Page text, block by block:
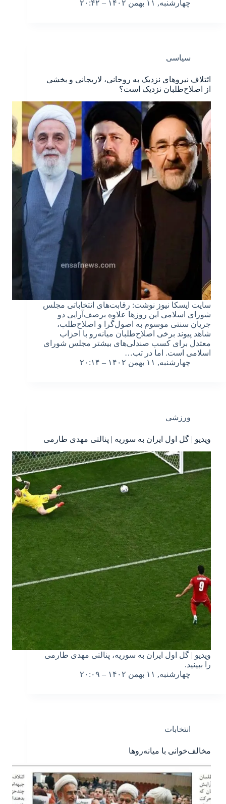
چهارشنبه, ۱۱ بهمن ۱۴۰۲ – ۲۰:۴۲
سیاسی
ائتلاف نیروهای نزدیک به روحانی، لاریجانی و بخشی
از اصلاح‌طلبان نزدیک است؟
سایت ایسکا نیوز نوشت: رقابت‌های انتخاباتی مجلس
شورای اسلامی این روزها علاوه برصف‌آرایی دو
جریان سنتی موسوم به اصول‌گرا و اصلاح‌طلب،
شاهد پیوند برخی اصلاح‌طلبان میانه‌رو با احزاب
معتدل برای کسب صندلی‌های بیشتر مجلس شورای
اسلامی است. اما در تب…
چهارشنبه, ۱۱ بهمن ۱۴۰۲ – ۲۰:۱۴
ورزشی
ویدیو | گل اول ایران به سوریه | پنالتی مهدی طارمی
ویدیو | گل اول ایران به سوریه، پنالتی مهدی طارمی
را ببینید.
چهارشنبه, ۱۱ بهمن ۱۴۰۲ – ۲۰:۰۹
انتخابات
مخالف‌خوانی با میانه‌روها